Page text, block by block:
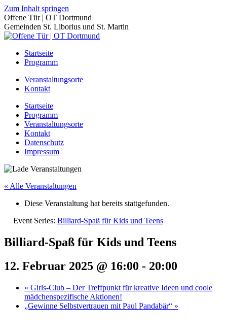
Zum Inhalt springen
Offene Tür | OT Dortmund
Gemeinden St. Liborius und St. Martin
Startseite
Programm
Veranstaltungsorte
Kontakt
Startseite
Programm
Veranstaltungsorte
Kontakt
Datenschutz
Impressum
« Alle Veranstaltungen
Diese Veranstaltung hat bereits stattgefunden.
Event Series: Billiard-Spaß für Kids und Teens
Billiard-Spaß für Kids und Teens
12. Februar 2025 @ 16:00 - 20:00
« Girls-Club – Der Treffpunkt für kreative Ideen und coole
mädchenspezifische Aktionen!
„Gewinne Selbstvertrauen mit Paul Pandabär“ »